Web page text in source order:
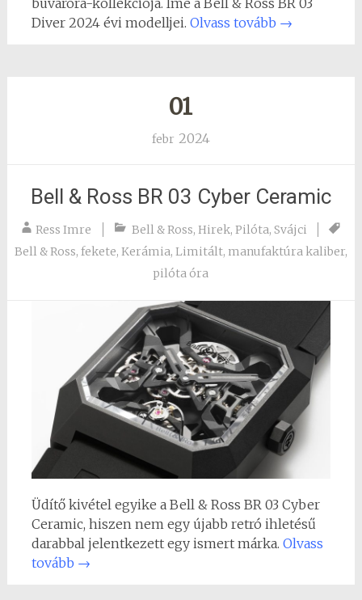
búváróra-kollekciója. Íme a Bell & Ross BR 03
Diver 2024 évi modelljei. Olvass tovább →
01
febr 2024
Bell & Ross BR 03 Cyber Ceramic
Ress Imre Bell & Ross, Hirek, Pilóta, Svájci
Bell & Ross, fekete, Kerámia, Limitált, manufaktúra kaliber,
pilóta óra
Üdítő kivétel egyike a Bell & Ross BR 03 Cyber
Ceramic, hiszen nem egy újabb retró ihletésű
darabbal jelentkezett egy ismert márka. Olvass
tovább →